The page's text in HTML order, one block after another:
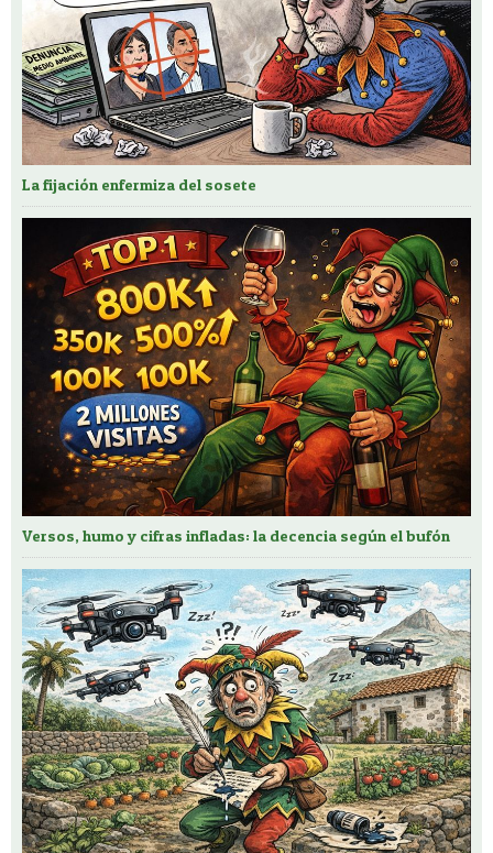
La fijación enfermiza del sosete
Versos, humo y cifras infladas: la decencia según el bufón